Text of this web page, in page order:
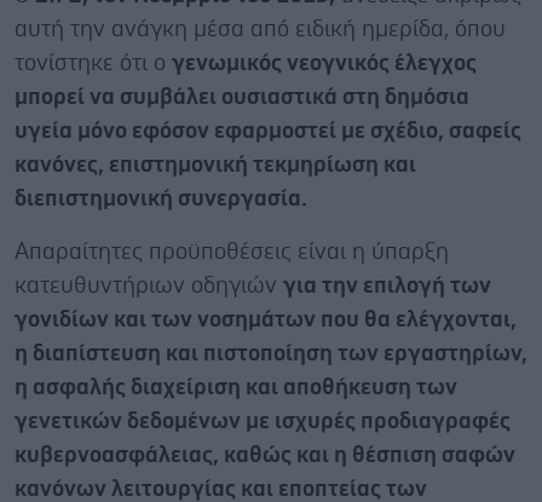
αυτή την ανάγκη μέσα από ειδική ημερίδα, όπου
τονίστηκε ότι ο γενωμικός νεογνικός έλεγχος
μπορεί να συμβάλει ουσιαστικά στη δημόσια
υγεία μόνο εφόσον εφαρμοστεί με σχέδιο, σαφείς
κανόνες, επιστημονική τεκμηρίωση και
διεπιστημονική συνεργασία.
Απαραίτητες προϋποθέσεις είναι η ύπαρξη
κατευθυντήριων οδηγιών για την επιλογή των
γονιδίων και των νοσημάτων που θα ελέγχονται,
η διαπίστευση και πιστοποίηση των εργαστηρίων,
η ασφαλής διαχείριση και αποθήκευση των
γενετικών δεδομένων με ισχυρές προδιαγραφές
κυβερνοασφάλειας, καθώς και η θέσπιση σαφών
κανόνων λειτουργίας και εποπτείας των